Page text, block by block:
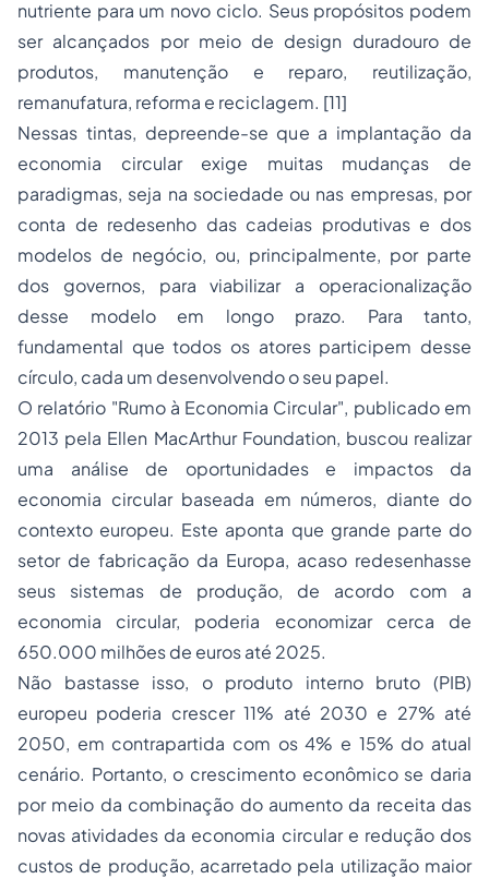
nutriente para um novo ciclo. Seus propósitos podem
ser alcançados por meio de design duradouro de
produtos, manutenção e reparo, reutilização,
remanufatura, reforma e reciclagem. [11]
Nessas tintas, depreende-se que a implantação da
economia circular exige muitas mudanças de
paradigmas, seja na sociedade ou nas empresas, por
conta de redesenho das cadeias produtivas e dos
modelos de negócio, ou, principalmente, por parte
dos governos, para viabilizar a operacionalização
desse modelo em longo prazo. Para tanto,
fundamental que todos os atores participem desse
círculo, cada um desenvolvendo o seu papel.
O relatório "Rumo à Economia Circular", publicado em
2013 pela Ellen MacArthur Foundation, buscou realizar
uma análise de oportunidades e impactos da
economia circular baseada em números, diante do
contexto europeu. Este aponta que grande parte do
setor de fabricação da Europa, acaso redesenhasse
seus sistemas de produção, de acordo com a
economia circular, poderia economizar cerca de
650.000 milhões de euros até 2025.
Não bastasse isso, o produto interno bruto (PIB)
europeu poderia crescer 11% até 2030 e 27% até
2050, em contrapartida com os 4% e 15% do atual
cenário. Portanto, o crescimento econômico se daria
por meio da combinação do aumento da receita das
novas atividades da economia circular e redução dos
custos de produção, acarretado pela utilização maior